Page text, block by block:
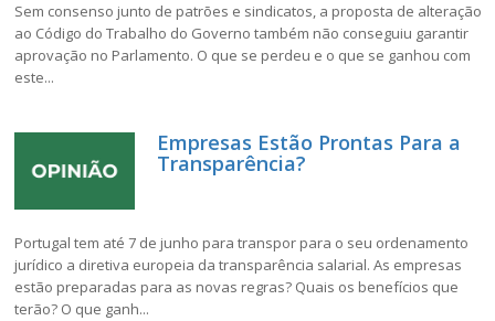
Sem consenso junto de patrões e sindicatos, a proposta de alteração
ao Código do Trabalho do Governo também não conseguiu garantir
aprovação no Parlamento. O que se perdeu e o que se ganhou com
este...
Empresas Estão Prontas Para a
Transparência?
Portugal tem até 7 de junho para transpor para o seu ordenamento
jurídico a diretiva europeia da transparência salarial. As empresas
estão preparadas para as novas regras? Quais os benefícios que
terão? O que ganh...